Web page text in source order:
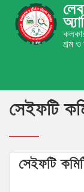
শ্রম ও
সেইফটি
সেইফটি